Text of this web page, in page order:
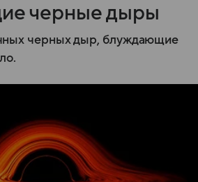
черные дыры
черных дыр, блуждающие